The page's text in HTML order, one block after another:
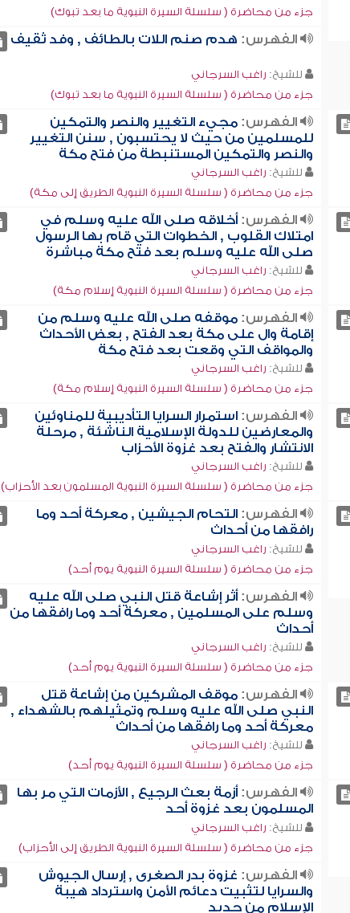
جزء من محاضرة ( سلسلة السيرة النبوية ما بعد تبوك)
الفهرس: هدم صنم اللات بالطائف , وفد ثقيف
للشيخ: راغب السرجاني
جزء من محاضرة ( سلسلة السيرة النبوية ما بعد تبوك)
الفهرس: مجيء التغيير والنصر والتمكين
للمسلمين من حيث لا يحتسبون , سنن التغيير
والنصر والتمكين المستنبطة من فتح مكة
للشيخ: راغب السرجاني
جزء من محاضرة ( سلسلة السيرة النبوية الطريق إلى مكة)
الفهرس: أخلاقه صلى الله عليه وسلم في
امتلاك القلوب , الخطوات التي قام بها الرسول
صلى الله عليه وسلم بعد فتح مكة مباشرة
للشيخ: راغب السرجاني
جزء من محاضرة ( سلسلة السيرة النبوية إسلام مكة)
الفهرس: موقفه صلى الله عليه وسلم من
إقامة وال على مكة بعد الفتح , بعض الأحداث
والمواقف التي وقعت بعد فتح مكة
للشيخ: راغب السرجاني
جزء من محاضرة ( سلسلة السيرة النبوية إسلام مكة)
الفهرس: استمرار السرايا التأديبية للمناوئين
والمعارضين للدولة الإسلامية الناشئة , مرحلة
الانتشار والفتح بعد غزوة الأحزاب
للشيخ: راغب السرجاني
جزء من محاضرة ( سلسلة السيرة النبوية المسلمون بعد الأحزاب)
الفهرس: التحام الجيشين , معركة أحد وما
رافقها من أحداث
للشيخ: راغب السرجاني
جزء من محاضرة ( سلسلة السيرة النبوية يوم أحد)
الفهرس: أثر إشاعة قتل النبي صلى الله عليه
وسلم على المسلمين , معركة أحد وما رافقها من
أحداث
للشيخ: راغب السرجاني
جزء من محاضرة ( سلسلة السيرة النبوية يوم أحد)
الفهرس: موقف المشركين من إشاعة قتل
النبي صلى الله عليه وسلم وتمثيلهم بالشهداء ,
معركة أحد وما رافقها من أحداث
للشيخ: راغب السرجاني
جزء من محاضرة ( سلسلة السيرة النبوية يوم أحد)
الفهرس: أزمة بعث الرجيع , الأزمات التي مر بها
المسلمون بعد غزوة أحد
للشيخ: راغب السرجاني
جزء من محاضرة ( سلسلة السيرة النبوية الطريق إلى الأحزاب)
الفهرس: غزوة بدر الصغرى , إرسال الجيوش
والسرايا لتثبيت دعائم الأمن واسترداد هيبة
الإسلام من جديد